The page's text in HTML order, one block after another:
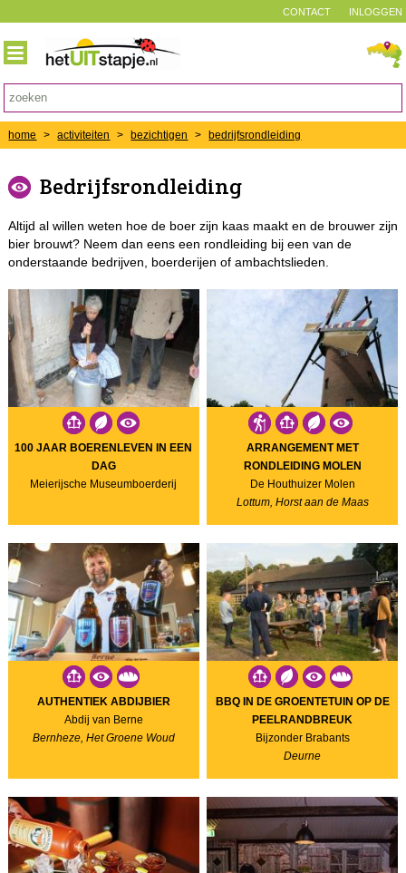
INLOGGEN
CONTACT
home > activiteiten > bezichtigen > bedrijfsrondleiding
Bedrijfsrondleiding
Altijd al willen weten hoe de boer zijn kaas maakt en de brouwer zijn
bier brouwt? Neem dan eens een rondleiding bij een van de
onderstaande bedrijven, boerderijen of ambachtslieden.
100 JAAR BOERENLEVEN IN EEN
DAG
Meierijsche Museumboerderij
ARRANGEMENT MET
RONDLEIDING MOLEN
De Houthuizer Molen
Lottum, Horst aan de Maas
AUTHENTIEK ABDIJBIER
Abdij van Berne
Bernheze, Het Groene Woud
BBQ IN DE GROENTETUIN OP DE
PEELRANDBREUK
Bijzonder Brabants
Deurne